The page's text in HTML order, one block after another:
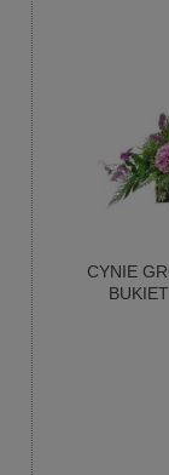
CYNIE